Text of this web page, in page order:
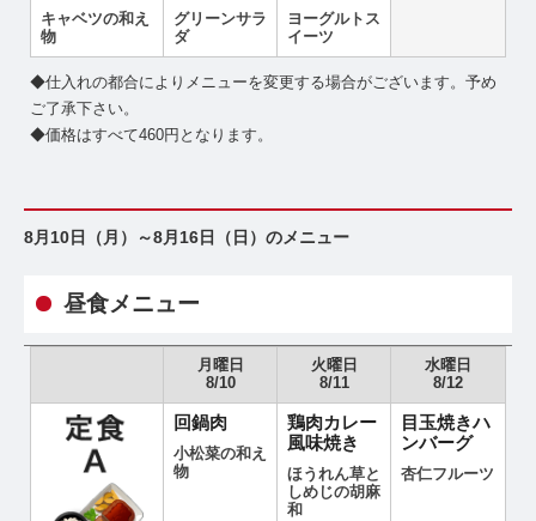
キャベツの和え
物
グリーンサラ
ダ
ヨーグルトス
イーツ
◆仕入れの都合によりメニューを変更する場合がございます。予め
ご了承下さい。
◆価格はすべて460円となります。
8月10日（月）～8月16日（日）のメニュー
昼食メニュー
月曜日
8/10
火曜日
8/11
水曜日
8/12
回鍋肉
小松菜の和え
物
鶏肉カレー
風味焼き
ほうれん草と
しめじの胡麻
和
目玉焼きハ
ンバーグ
杏仁フルーツ